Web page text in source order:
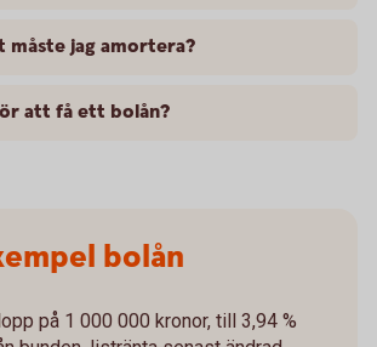
måste jag amortera?
att få ett bolån?
bolån
på 1 000 000 kronor, till 3,94 %